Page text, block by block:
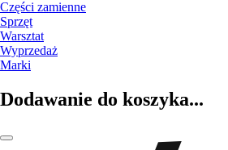
Części zamienne
Sprzęt
Warsztat
Wyprzedaż
Marki
Dodawanie do koszyka...